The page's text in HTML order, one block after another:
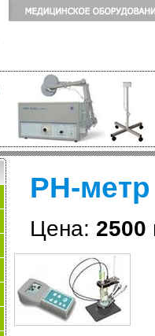
РН-
Цена: 2500